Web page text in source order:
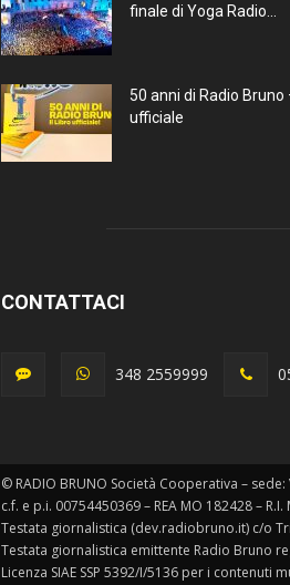
finale di Yoga Radio...
50 anni di Radio Bruno
ufficiale
CONTATTACI
348 2559999
© RADIO BRUNO Società Cooperativa –
c.f. e p.i. 00754450369 – REA MO 182428 –
Testata giornalistica (dev.radiobruno.it) c/o
Testata giornalistica emittente Radio Bruno
Licenza SIAE SSP 5392/I/5136 per i contenuti